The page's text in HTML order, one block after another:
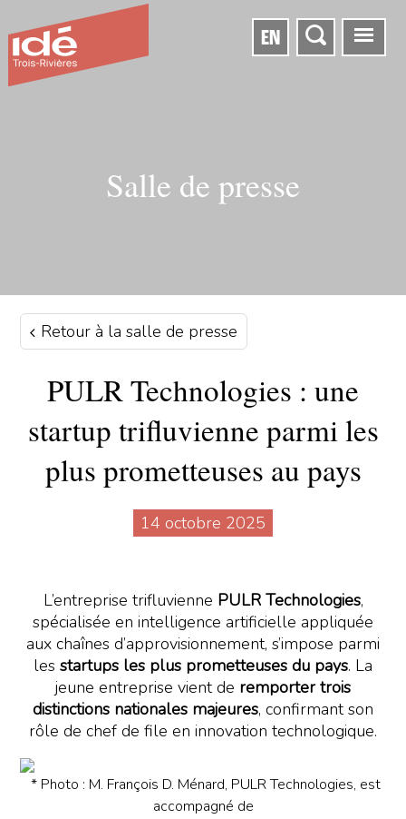
EN
Salle de presse
Retour à la salle de presse
PULR Technologies : une
startup trifluvienne parmi les
plus prometteuses au pays
14 octobre 2025
L’entreprise trifluvienne PULR Technologies,
spécialisée en intelligence artificielle appliquée
aux chaînes d’approvisionnement, s’impose parmi
les startups les plus prometteuses du pays. La
jeune entreprise vient de remporter trois
distinctions nationales majeures, confirmant son
rôle de chef de file en innovation technologique.
* Photo : M. François D. Ménard, PULR Technologies, est
accompagné de